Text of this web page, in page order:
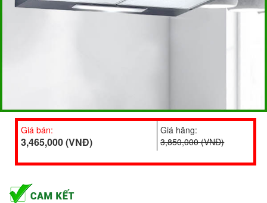
Giá bán:
3,465,000 (VNĐ)
Giá hãng:
3,850,000 (VNĐ)